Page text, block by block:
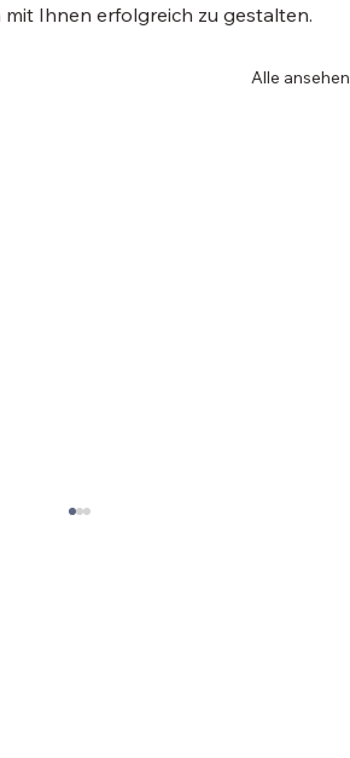
mit Ihnen erfolgreich zu gestalten.
Alle ansehen